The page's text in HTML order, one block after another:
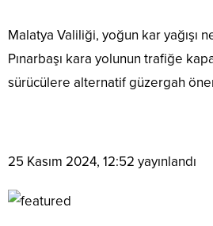
Malatya Valiliği, yoğun kar yağışı
Pınarbaşı kara yolunun trafiğe
sürücülere alternatif güzergah
25 Kasım 2024, 12:52 yayınlandı